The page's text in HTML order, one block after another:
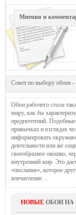
Мнения и
Совет по выбору обоев -
Обои рабочего стола
миру, как бы
предпочтений.
привычках и взглядах
информировать
деятельности или же
своеобразное окошко,
внутренний мир. Это
«послание», которое
впечатление…
НОВЫЕ ОБОИ НА